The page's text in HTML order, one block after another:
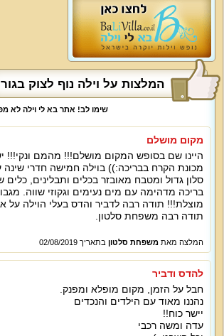
המלצות על וילה נוף לצוק
שימו לב! אתר בא לי וילה לא
מקום מושלם
היינו שם בסופש המקום מושלם!!! מהמם ונקי!!!
מכונת הקרח בבריכה:)) בוילה חמישה חדרי
סלון גדול ומטבח מאובזר בכלים ותבלינים,
בריכה מדהימה עם מים נעימים וגקוזי שווה.
מוצלת!!! תודה רבה לדביר והדס בעלי הוילה על
תודה רבה משפחת סלטון.
המלצה מאת משפחת סלטון בתאריך 02/08/2019
להדס ודביר
חבל על הזמן, מקום מופלא ומפנק.
נהננו מאוד עם הילדים והנכדים
יישר כוח!!
עדה ומשה רכבי